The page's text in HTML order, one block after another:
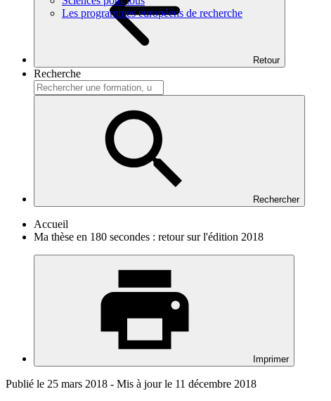
Les programmes européens de recherche
Retour
Recherche
Rechercher
Accueil
Ma thèse en 180 secondes : retour sur l'édition 2018
Imprimer
Publié le 25 mars 2018 - Mis à jour le 11 décembre 2018